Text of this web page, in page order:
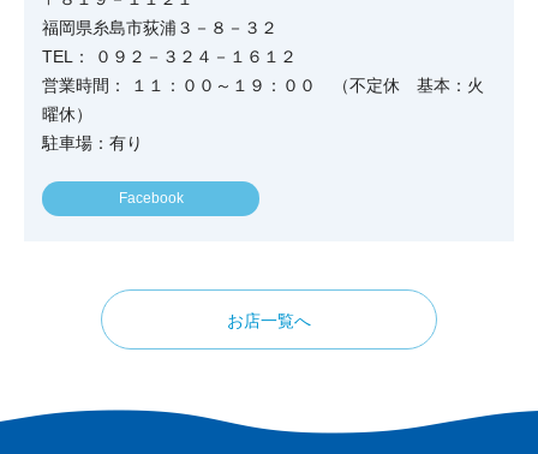
福岡県糸島市荻浦３－８－３２
TEL： ０９２－３２４－１６１２
営業時間： １１：００～１９：００ （不定休 基本：火
曜休）
駐車場：有り
Facebook
お店一覧へ